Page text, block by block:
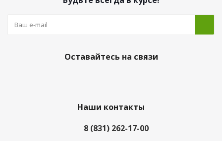
Оставайтесь на связи
Наши контакты
8 (831) 262-17-00